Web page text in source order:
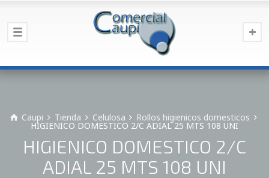
Caupi Tienda Celulosa Rollos higienicos domesticos
HIGIENICO DOMESTICO 2/C ADIAL 25 MTS 108 UNI
HIGIENICO DOMESTICO 2/C
ADIAL 25 MTS 108 UNI